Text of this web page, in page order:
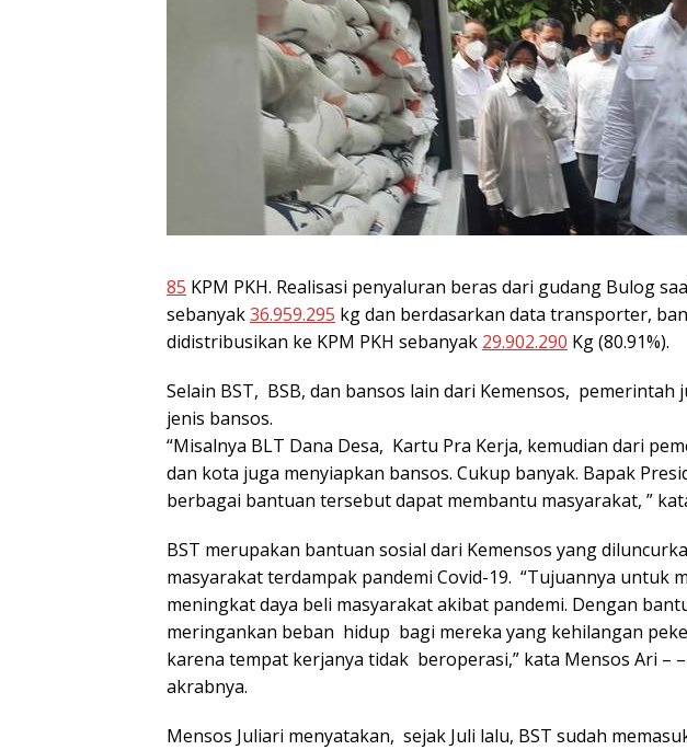
85 KPM PKH. Realisasi penyaluran beras dari gudang Bulog
sebanyak36.959.295 kg dan berdasarkan data transporter,
didistribusikan ke KPM PKH sebanyak 29.902.290 Kg (80.91%).
Selain BST, BSB, dan bansos lain dari Kemensos,
jenis bansos.
“Misalnya BLT Dana Desa, Kartu Pra Kerja, kemudian dari
dan kota juga menyiapkan bansos. Cukup banyak. Bapak
berbagai bantuan tersebut dapat membantu masyarakat, ”
BST merupakan bantuan sosial dari Kemensos yang
masyarakat terdampak pandemi Covid-19. “Tujuannya untuk
meningkat daya beli masyarakat akibat pandemi. Dengan
meringankan beban hidup bagi mereka yang kehilangan
karena tempat kerjanya tidak beroperasi,” kata Mensos Ari –
akrabnya.
Mensos Juliari menyatakan, sejak Juli lalu, BST sudah